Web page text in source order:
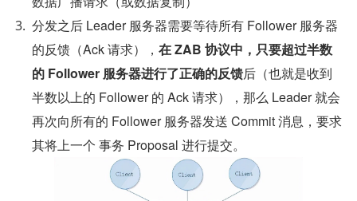
分发之后 Leader 服务器需要等待所有 Follower 服务器
的反馈（Ack 请求）， 在 ZAB 协议中，只要超过半数
的 Follower 服务器进行了正确的反馈后（也就是收到
半数以上的 Follower 的 Ack 请求），那么 Leader 就会
再次向所有的 Follower 服务器发送 Commit 消息，要求
其将上一个 事务 Proposal 进行提交。